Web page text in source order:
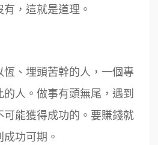
，這就是道理。
、埋頭苦幹的人，一個專
人。做事有頭無尾，遇到
能獲得成功的。要賺錢就
功可期。